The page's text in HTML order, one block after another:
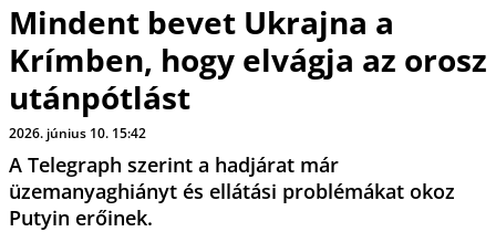
Mindent bevet Ukrajna a
Krímben, hogy elvágja az orosz
utánpótlást
2026. június 10. 15:42
A Telegraph szerint a hadjárat már
üzemanyaghiányt és ellátási problémákat okoz
Putyin erőinek.